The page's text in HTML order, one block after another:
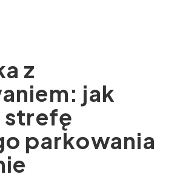
z
jak
strefę
parkowania